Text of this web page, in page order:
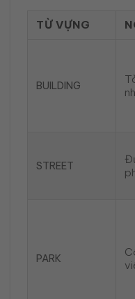
TỪ VỰNG
BUILDING
STREET
PARK